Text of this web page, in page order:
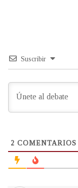
Suscribir
2 COMENTARIOS